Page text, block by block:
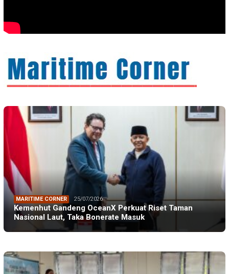
MARITIME CORNER 25/07/2026
Kemenhut Gandeng OceanX Perkuat Riset Taman
Nasional Laut, Taka Bonerate Masuk